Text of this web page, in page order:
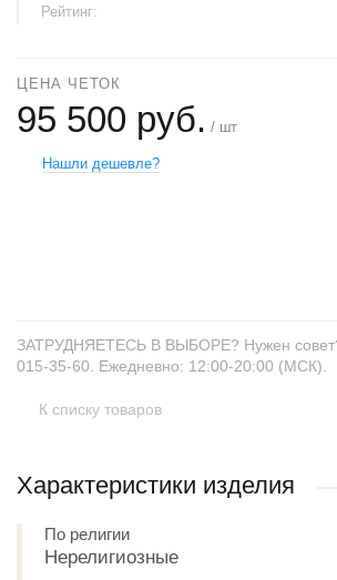
Рейтинг:
ЦЕНА ЧЕТОК
95 500 руб. / шт
Нашли дешевле?
ЗАТРУДНЯЕТЕСЬ В ВЫБОРЕ? Нужен
015-35-60. Ежедневно: 12:00-20:00 (МСК).
К списку товаров
Характеристики изделия
По религии
Нерелигиозные